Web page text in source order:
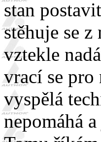
stan
stěhuje se
vztekle
vrací se
vyspělá
nepomáhá